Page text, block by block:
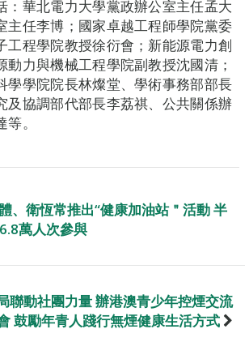
：華北電力大學黨政辦公室主任孟大
主任李博；國家卓越工程師學院黨委
工程學院教授徐衍會；新能源電力創
動力與機械工程學院副教授沈國清；
學學院院長林燦堂、學術事務部部長
及協調部代部長李荔祺、公共關係辦
。
、衛恆常推出“健康加油站＂活動 半
萬人次參與
聯動社團力量 辦港澳青少年控煙交流
鼓勵年青人踐行無煙健康生活方式